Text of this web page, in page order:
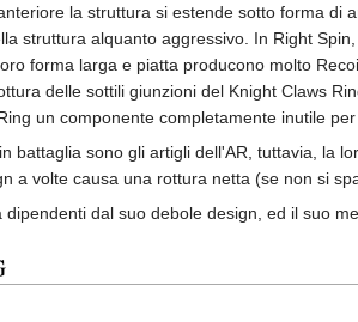
la struttura si estende sotto forma
struttura alquanto aggressivo. In Right
forma larga e piatta producono molto
delle sottili giunzioni del Knight Claws
un componente completamente inutile per
battaglia sono gli artigli dell'AR, tuttavia, la
a volte causa una rottura netta (se non si
dal suo debole design, ed il suo